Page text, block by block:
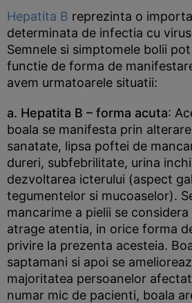
Hepatita B reprezinta o
determinata de infectia cu
Semnele si simptomele bolii
functie de forma de
avem urmatoarele situatii:
a. Hepatita B – forma acuta:
boala se manifesta prin
sanatate, lipsa poftei de
dureri, subfebrilitate, urina
dezvoltarea icterului (aspect
tegumentelor si mucoaselor).
mancarime a pielii se
atrage atentia, in orice forma
privire la prezenta acesteia.
saptamani si apoi se
majoritatea persoanelor
numar mic de pacienti, boala